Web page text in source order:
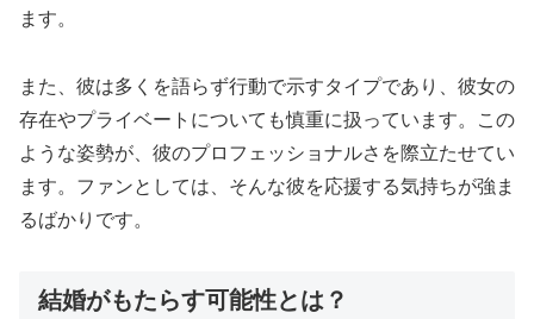
ます。
また、彼は多くを語らず行動で示すタイプであり、彼女の
存在やプライベートについても慎重に扱っています。この
ような姿勢が、彼のプロフェッショナルさを際立たせてい
ます。ファンとしては、そんな彼を応援する気持ちが強ま
るばかりです。
結婚がもたらす可能性とは？